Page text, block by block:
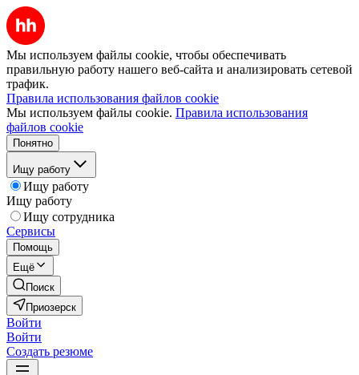
Мы используем файлы cookie, чтобы обеспечивать
правильную работу нашего веб-сайта и анализировать сетевой
трафик.
Правила использования файлов cookie
Мы используем файлы cookie. Правила использования
файлов cookie
Понятно
Ищу работу
Ищу работу
Ищу работу
Ищу сотрудника
Сервисы
Помощь
Ещё
Поиск
Приозерск
Войти
Войти
Создать резюме